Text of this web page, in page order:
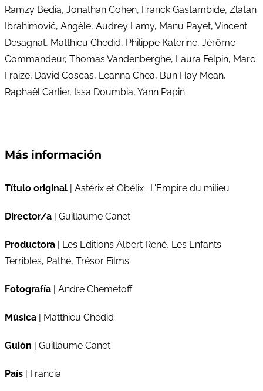
Ramzy Bedia, Jonathan Cohen, Franck Gastambide, Zlatan
Ibrahimović, Angèle, Audrey Lamy, Manu Payet, Vincent
Desagnat, Matthieu Chedid, Philippe Katerine, Jérôme
Commandeur, Thomas Vandenberghe, Laura Felpin, Marc
Fraize, David Coscas, Leanna Chea, Bun Hay Mean,
Raphaël Carlier, Issa Doumbia, Yann Papin
Más información
Título original | Astérix et Obélix : L'Empire du milieu
Director/a | Guillaume Canet
Productora | Les Editions Albert René, Les Enfants
Terribles, Pathé, Trésor Films
Fotografía | Andre Chemetoff
Música | Matthieu Chedid
Guión | Guillaume Canet
País | Francia